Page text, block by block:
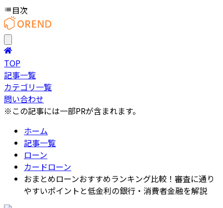
目次
TOP
記事一覧
カテゴリ一覧
問い合わせ
※この記事には一部PRが含まれます。
ホーム
記事一覧
ローン
カードローン
おまとめローンおすすめランキング比較！審査に通り
やすいポイントと低金利の銀行・消費者金融を解説